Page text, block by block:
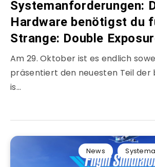
Systemanforderungen:
Hardware benötigst du
Strange: Double
Am 29. Oktober ist es endlich
präsentiert den neuesten Teil der
is…
News